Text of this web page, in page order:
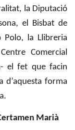
la Diputació
el Bisbat de
Polo, la Llibreria
Comercial
el fet que facin
forma
Marià